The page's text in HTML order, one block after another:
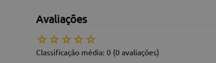
Avaliações
☆☆☆☆☆
Classificação média: 0 (0 avaliações)